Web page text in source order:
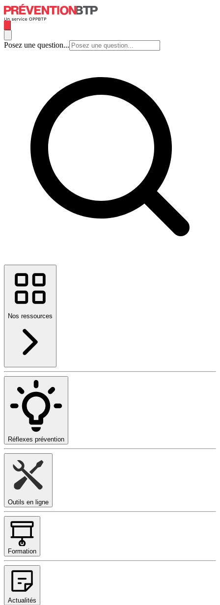
Posez une question...
Nos ressources
Réflexes prévention
Outils en ligne
Formation
Actualités